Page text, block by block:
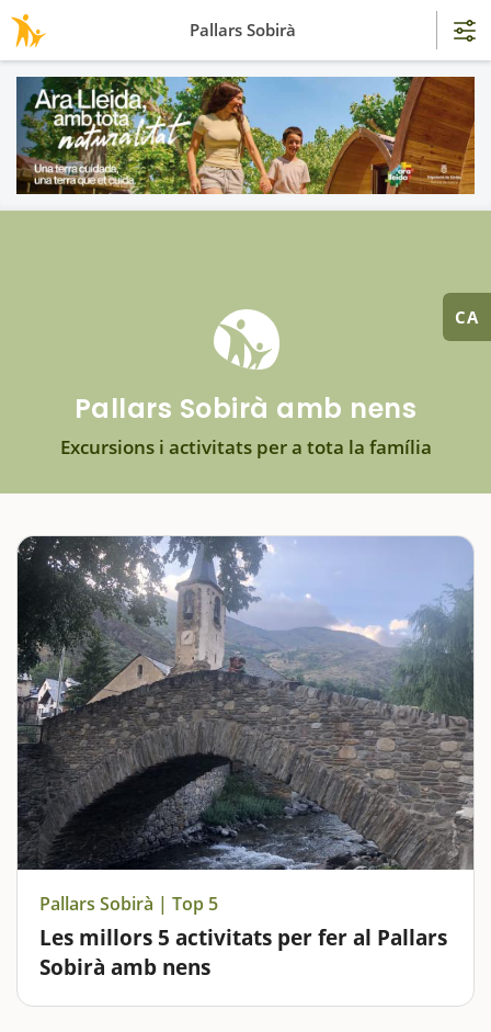
CA
Pallars Sobirà amb nens
Excursions i activitats per a tota la família
Pallars Sobirà | Top 5
Les millors 5 activitats per fer al Pallars
Sobirà amb nens
La comarca del Pallars Sobirà, situada als Pirineus,
Pallars Sobirà